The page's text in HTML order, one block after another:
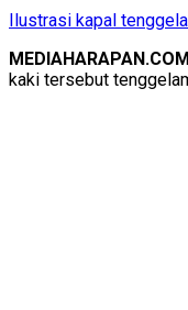
Ilustrasi kapal
MEDIAHARAPAN.COM
kaki tersebut